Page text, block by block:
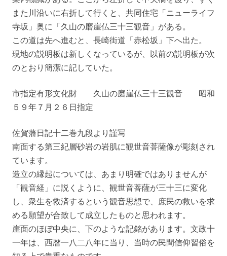
また川沿いに右折して行くと、共同住宅「ニューライフ
寺坂」奥に「久山の磨崖仏三十三観音」がある。
この道は先へ進むと、長崎街道「赤松坂」下へ出た。
現地の説明板は新しくなっているが、以前の説明板が次
のとおり簡潔に記していた。
市指定有形文化財 久山の磨崖仏三十三観音 昭和
５９年７月２６日指定
佐賀藩日記十二巻九段より謹写
南面する第三紀層砂岩の岩肌に観世音菩薩像が彫刻され
ています。
造立の縁起については、あまり明確ではありませんが
「観音経」に説くように、観世音菩薩が三十三に変化
し、衆生を救済するという観音思想で、庶民の救いを求
める願望が合致して成立したものと思われます。
崖面のほぼ中央に、下のような記銘があります。文政十
一年は、西暦一八二八年に当り、当時の民間信仰習俗を